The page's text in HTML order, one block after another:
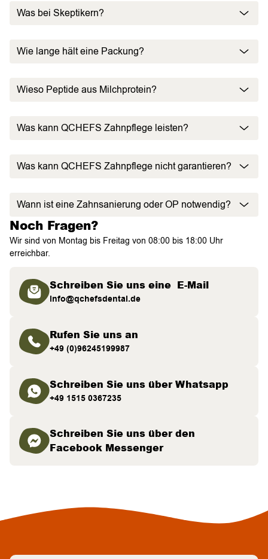
Was bei Skeptikern?
Wie lange hält eine Packung?
Wieso Peptide aus Milchprotein?
Was kann QCHEFS Zahnpflege leisten?
Was kann QCHEFS Zahnpflege nicht garantieren?
Wann ist eine Zahnsanierung oder OP notwendig?
Noch Fragen?
Wir sind von Montag bis Freitag von 08:00 bis 18:00 Uhr
erreichbar.
Schreiben Sie uns eine E-Mail
info@qchefsdental.de
Rufen Sie uns an
+49 (0)96245199987
Schreiben Sie uns über Whatsapp
+49 1515 0367235
Schreiben Sie uns über den
Facebook Messenger